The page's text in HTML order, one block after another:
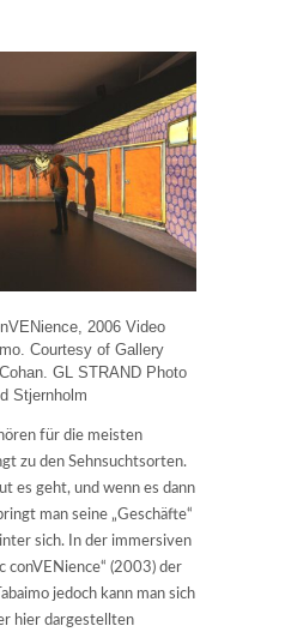
2006 Video
Courtesy of Gallery
GL STRAND Photo
Stjernholm
für die meisten
zu den Sehnsuchtsorten.
es geht, und wenn es dann
man seine „Geschäfte“
sich. In der immersiven
conVENience“ (2003) der
jedoch kann man sich
hier dargestellten